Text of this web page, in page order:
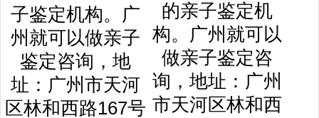
的亲子鉴定机
构。广州就可以
做亲子鉴定咨
询，地址：广州
市天河区林和西